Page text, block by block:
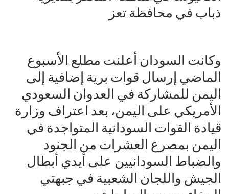
ذباب في محافظة تعز
وكانت السودان أعلنت مطلع الأسبوع
الماضي إرسال قوات برية إضافية إلى
اليمن للمشاركة في العدوان السعودي
الأمريكي على اليمن، بعد اعتراف وزارة
قيادة القوات السودانية المتواجدة في
اليمن بمصرع العشرات من الجنود
والضباط السودانيين على أيدي أبطال
الجيش واللجان الشعبية في جبهتي